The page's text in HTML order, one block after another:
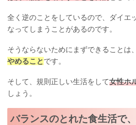
全く逆のことをしているので、ダイエ
なってしまうことがあるのです。
そうならないためにまずできることは、
やめることです。
そして、規則正しい生活をして女性ホ
しょう。
バランスのとれた食生活で